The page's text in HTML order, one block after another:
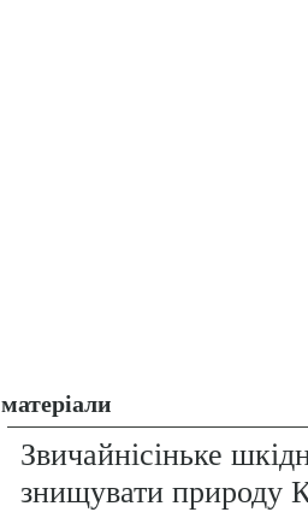
матеріали
Звичайнісіньке
знищувати природу